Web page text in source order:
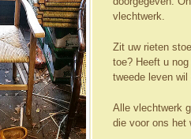
vlechtwerk.
Zit uw rieten
toe? Heeft u
tweede leven
Alle vlechtwerk
die voor ons het